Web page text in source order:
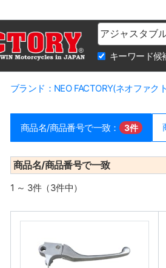
Name
キーワード候
ブランド：NEO FACTORY(ネオファク
商品名/商品番号で一致： 3件
商品名/商品番号で一致
1 ～ 3件（3件中）